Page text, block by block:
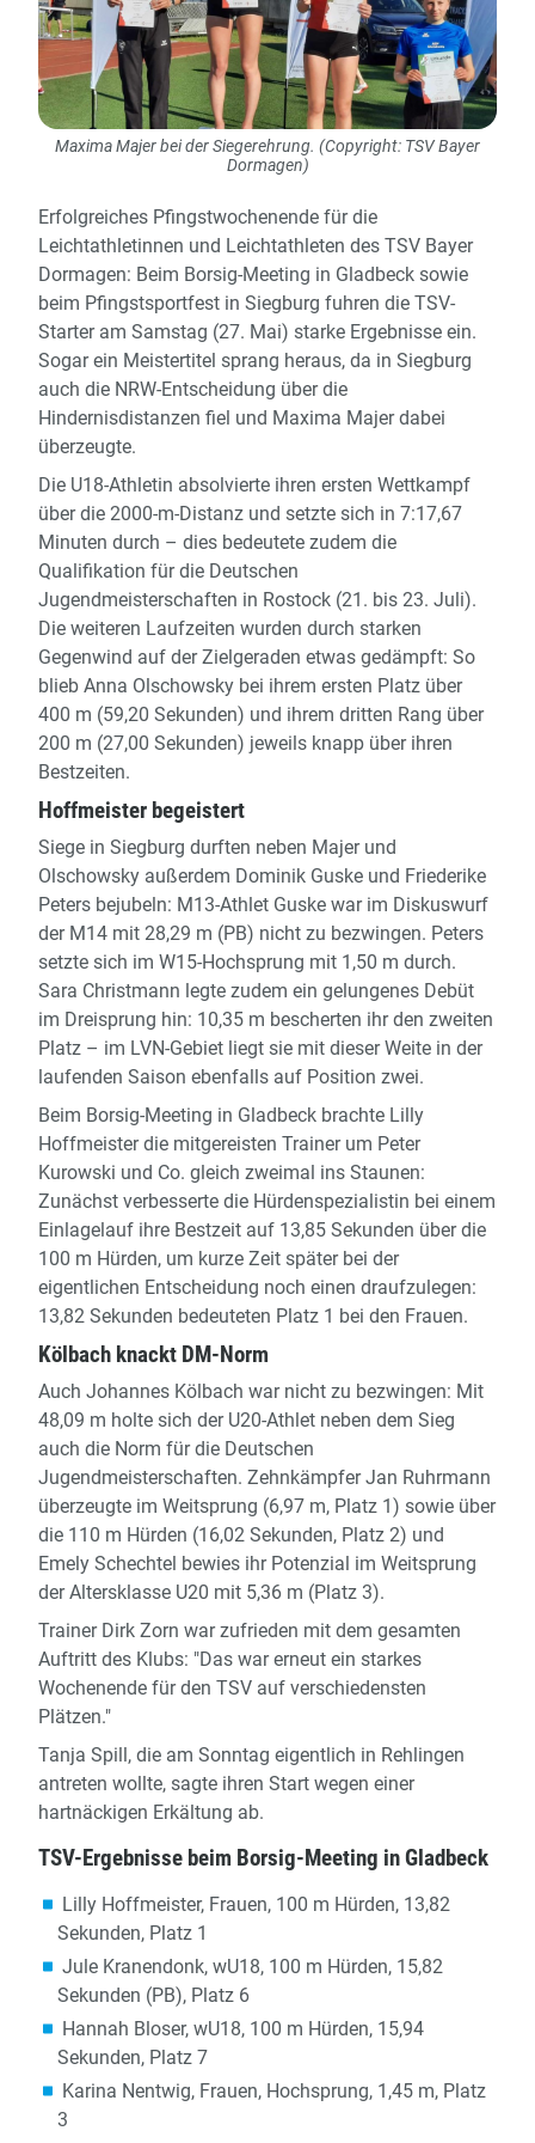
Maxima Majer bei der Siegerehrung. (Copyright: TSV Bayer
Dormagen)
Erfolgreiches Pfingstwochenende für die
Leichtathletinnen und Leichtathleten des TSV Bayer
Dormagen: Beim Borsig-Meeting in Gladbeck sowie
beim Pfingstsportfest in Siegburg fuhren die TSV-
Starter am Samstag (27. Mai) starke Ergebnisse ein.
Sogar ein Meistertitel sprang heraus, da in Siegburg
auch die NRW-Entscheidung über die
Hindernisdistanzen fiel und Maxima Majer dabei
überzeugte.
Die U18-Athletin absolvierte ihren ersten Wettkampf
über die 2000-m-Distanz und setzte sich in 7:17,67
Minuten durch – dies bedeutete zudem die
Qualifikation für die Deutschen
Jugendmeisterschaften in Rostock (21. bis 23. Juli).
Die weiteren Laufzeiten wurden durch starken
Gegenwind auf der Zielgeraden etwas gedämpft: So
blieb Anna Olschowsky bei ihrem ersten Platz über
400 m (59,20 Sekunden) und ihrem dritten Rang über
200 m (27,00 Sekunden) jeweils knapp über ihren
Bestzeiten.
Hoffmeister begeistert
Siege in Siegburg durften neben Majer und
Olschowsky außerdem Dominik Guske und Friederike
Peters bejubeln: M13-Athlet Guske war im Diskuswurf
der M14 mit 28,29 m (PB) nicht zu bezwingen. Peters
setzte sich im W15-Hochsprung mit 1,50 m durch.
Sara Christmann legte zudem ein gelungenes Debüt
im Dreisprung hin: 10,35 m bescherten ihr den zweiten
Platz – im LVN-Gebiet liegt sie mit dieser Weite in der
laufenden Saison ebenfalls auf Position zwei.
Beim Borsig-Meeting in Gladbeck brachte Lilly
Hoffmeister die mitgereisten Trainer um Peter
Kurowski und Co. gleich zweimal ins Staunen:
Zunächst verbesserte die Hürdenspezialistin bei einem
Einlagelauf ihre Bestzeit auf 13,85 Sekunden über die
100 m Hürden, um kurze Zeit später bei der
eigentlichen Entscheidung noch einen draufzulegen:
13,82 Sekunden bedeuteten Platz 1 bei den Frauen.
Kölbach knackt DM-Norm
Auch Johannes Kölbach war nicht zu bezwingen: Mit
48,09 m holte sich der U20-Athlet neben dem Sieg
auch die Norm für die Deutschen
Jugendmeisterschaften. Zehnkämpfer Jan Ruhrmann
überzeugte im Weitsprung (6,97 m, Platz 1) sowie über
die 110 m Hürden (16,02 Sekunden, Platz 2) und
Emely Schechtel bewies ihr Potenzial im Weitsprung
der Altersklasse U20 mit 5,36 m (Platz 3).
Trainer Dirk Zorn war zufrieden mit dem gesamten
Auftritt des Klubs: "Das war erneut ein starkes
Wochenende für den TSV auf verschiedensten
Plätzen."
Tanja Spill, die am Sonntag eigentlich in Rehlingen
antreten wollte, sagte ihren Start wegen einer
hartnäckigen Erkältung ab.
TSV-Ergebnisse beim Borsig-Meeting in Gladbeck
Lilly Hoffmeister, Frauen, 100 m Hürden, 13,82
Sekunden, Platz 1
Jule Kranendonk, wU18, 100 m Hürden, 15,82
Sekunden (PB), Platz 6
Hannah Bloser, wU18, 100 m Hürden, 15,94
Sekunden, Platz 7
Karina Nentwig, Frauen, Hochsprung, 1,45 m, Platz
3